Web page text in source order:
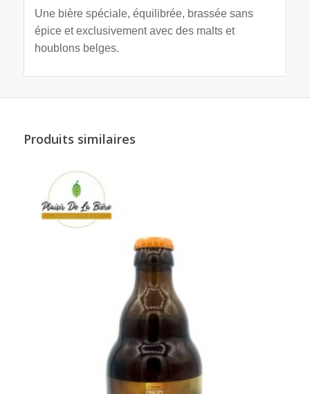
Une bière spéciale, équilibrée, brassée sans
épice et exclusivement avec des malts et
houblons belges.
Produits similaires